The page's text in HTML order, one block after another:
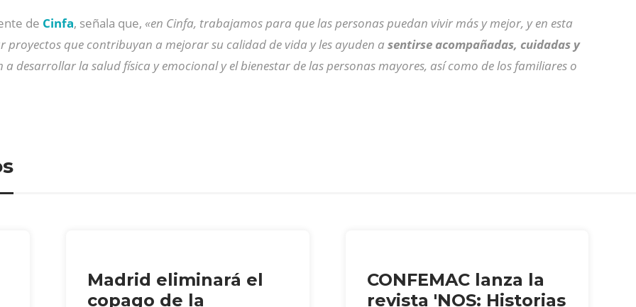
de Cinfa, señala que, «en Cinfa, trabajamos para que las personas puedan vivir más y mejor, y en esta
que contribuyan a mejorar su calidad de vida y les ayuden a sentirse acompañadas, cuidadas y
desarrollar la salud física y emocional y el bienestar de las personas mayores, así como de los familiares o
Madrid eliminará el
copago de la
CONFEMAC lanza la
revista 'NOS: Historias